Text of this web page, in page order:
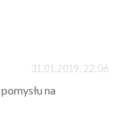
31.01.2019, 22:06
na